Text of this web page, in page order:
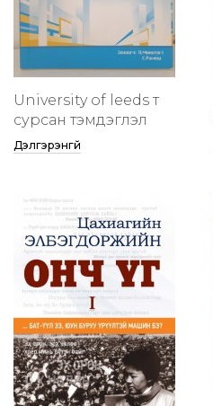
University of leeds т
сурсан тэмдэглэл
Дэлгэрэнгүй